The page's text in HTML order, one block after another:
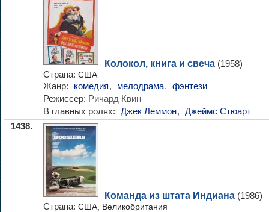
Колокол, книга и свеча (1958)
Страна: США
Жанр: комедия, мелодрама, фэнтези
Режиссер: Ричард Квин
В главных ролях: Джек Леммон, Джеймс Стюарт
1438.
Команда из штата Индиана (1986)
Страна: США, Великобритания